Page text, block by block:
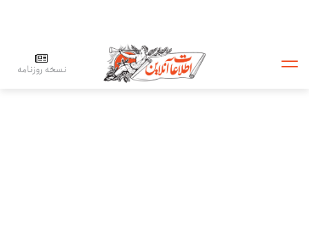
نسخه روزنامه